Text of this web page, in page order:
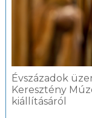
Évszázadok
Keresztény
kiállításáról